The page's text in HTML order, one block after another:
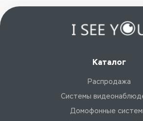
Каталог
Распродажа
Системы
Домофонные